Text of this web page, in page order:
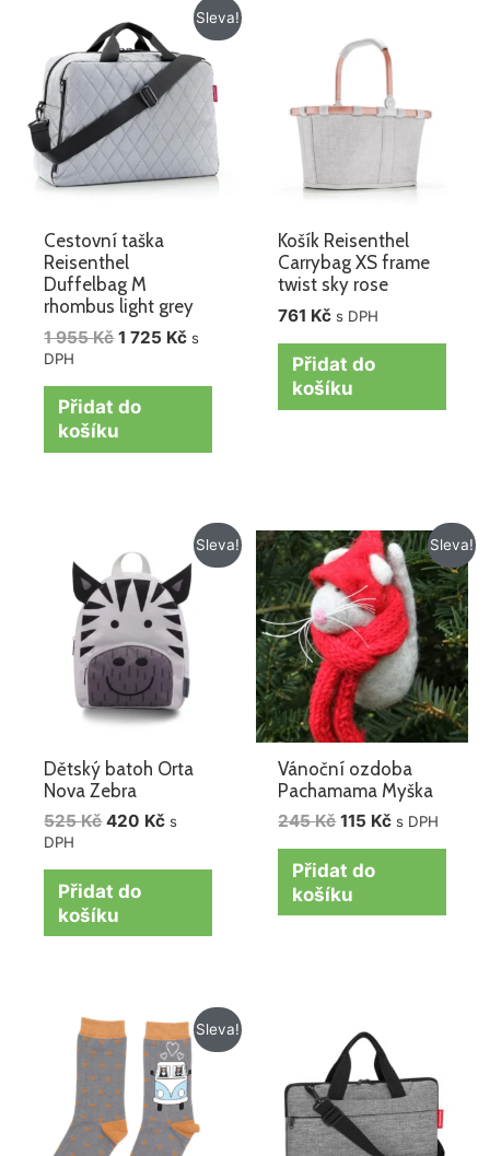
Sleva!
Cestovní taška
Reisenthel
Duffelbag M
rhombus light grey
1 955Kč
cena
byla:
1
955 Kč.
1 725 Kč
Aktuální
cena
je:
1
725 Kč.
s
DPH
Přidat do
košíku
Košík Reisenthel
Carrybag XS frame
twist sky rose
761 Kč s DPH
Přidat do
košíku
Sleva!
Dětský batoh Orta
Nova Zebra
525Kč
cena
byla:
525 Kč.
420 Kč
Aktuální
cena
je:
420 Kč.
s
DPH
Přidat do
košíku
Sleva!
Vánoční ozdoba
Pachamama Myška
245Kč
Původní
cena
byla:
245 Kč.
115 Kč
Aktuální
cena
je:
115 Kč.
s DPH
Přidat do
košíku
Sleva!
Původní
cena
byla:
195 Kč.
Aktuální
cena
je:
149 Kč.